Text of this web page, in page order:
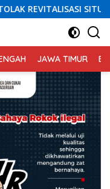
150 PESERTA
JAWA TIMUR